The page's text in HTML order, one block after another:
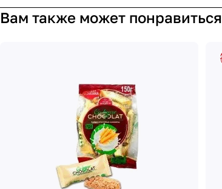
Вам также может понравиться